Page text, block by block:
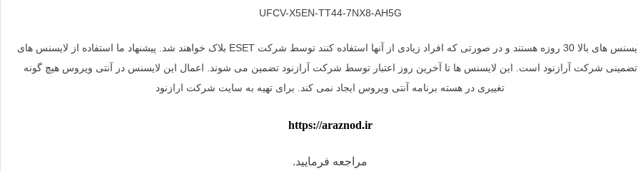
UFCV-X5EN-TT44-7NX8-AH5G
لایسنس های بالا 30 روزه هستند و در صورتی که افراد زیادی از آنها استفاده کنند توسط شرکت ESET بلاک خواهند شد. پیشنهاد ما استفاده از لایسنس های
تضمینی شرکت آرازنود است. این لایسنس ها تا آخرین روز اعتبار توسط شرکت آرازنود تضمین می شوند. اعمال این لایسنس در آنتی ویروس هیچ گونه
تغییری در هسته برنامه آنتی ویروس ایجاد نمی کند. برای تهیه به سایت شرکت ارازنود
https://araznod.ir
مراجعه فرمایید.